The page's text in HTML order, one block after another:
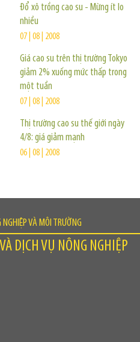
Đổ xô trồng cao su - Mừng ít lo
nhiều
07 | 08 | 2008
Giá cao su trên thị trường Tokyo
giảm 2% xuống mức thấp trong
một tuần
07 | 08 | 2008
Thị trường cao su thế giới ngày
4/8: giá giảm mạnh
06 | 08 | 2008
VÀ MÔI TRƯỜNG
DỊCH VỤ NÔNG NGHIỆP